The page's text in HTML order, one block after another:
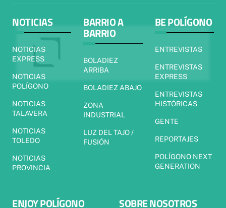
NOTICIAS
NOTICIAS
EXPRESS
NOTICIAS
POLÍGONO
NOTICIAS
TALAVERA
NOTICIAS
TOLEDO
NOTICIAS
PROVINCIA
BARRIO A
BARRIO
BOLADIEZ
ARRIBA
BOLADIEZ ABAJO
ZONA
INDUSTRIAL
LUZ DEL TAJO /
FUSIÓN
BE POLÍGONO
ENTREVISTAS
ENTREVISTAS
EXPRESS
ENTREVISTAS
HISTÓRICAS
GENTE
REPORTAJES
POLÍGONO NEXT
GENERATION
ENJOY POLÍGONO SOBRE NOSOTROS